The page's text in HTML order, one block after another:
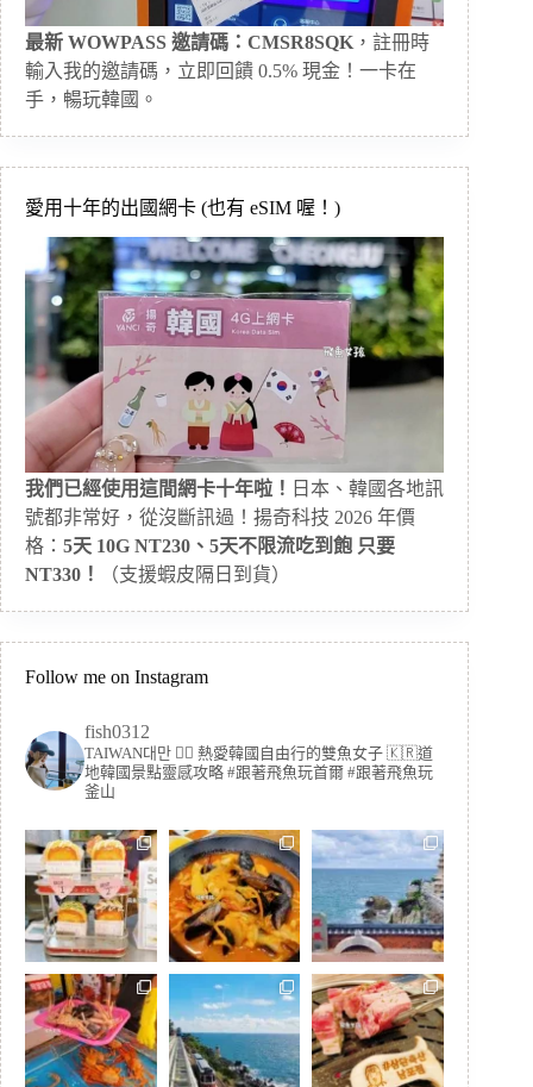
最新 WOWPASS 邀請碼：CMSR8SQK ，註冊時
輸入我的邀請碼，立即回饋 0.5% 現金！一卡在
手，暢玩韓國。
愛用十年的出國網卡 (也有 eSIM 喔！)
我們已經使用這間網卡十年啦！ 日本、韓國各地訊
號都非常好，從沒斷訊過！揚奇科技 2026 年價
格： 5天 10G NT230、5天不限流吃到飽 只要
NT330！
（支援蝦皮隔日到貨）
Follow me on Instagram
fish0312
TAIWAN대만 🏳️‍🌈 熱愛韓國自由行的雙魚女子 🇰🇷道
地韓國景點靈感攻略 #跟著飛魚玩首爾 #跟著飛魚玩
釜山